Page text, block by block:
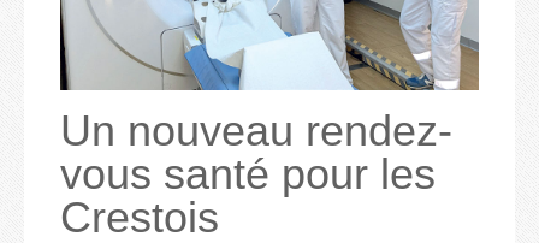
Un nouveau rendez-
vous santé pour les
Crestois